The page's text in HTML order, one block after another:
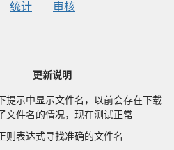
统计 审核
更新说明
提示中显示文件名，以前会存在下载
文件名的情况，现在测试正常
则表达式寻找准确的文件名